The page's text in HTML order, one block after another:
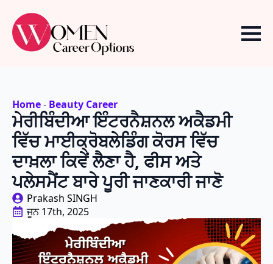
Home- Beauty Career
ਮੇਰੀਬਿੰਦੀਆ ਇੰਟਰਨੈਸ਼ਨਲ ਅਕੈਡਮੀ
ਵਿੱਚ ਮਾਈਕ੍ਰੋਬਲੇਡਿੰਗ ਕੋਰਸ ਵਿੱਚ
ਦਾਖ਼ਲਾ ਕਿਵੇਂ ਲੈਣਾ ਹੈ, ਫੀਸ ਅਤੇ
ਪਲੇਸਮੈਂਟ ਬਾਰੇ ਪੂਰੀ ਜਾਣਕਾਰੀ ਜਾਣੋ
Prakash SINGH
ਜੂਨ 17th, 2025